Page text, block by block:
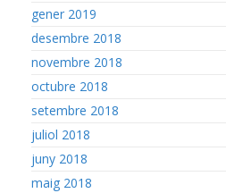
gener 2019
desembre 2018
novembre 2018
octubre 2018
setembre 2018
juliol 2018
juny 2018
maig 2018